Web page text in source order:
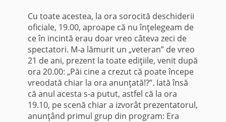
Cu toate acestea, la ora sorocită deschiderii
oficiale, 19.00, aproape că nu înţelegeam de
ce în incintă erau doar vreo câteva zeci de
spectatori. M-a lămurit un „veteran” de vreo
21 de ani, prezent la toate ediţiile, venit după
ora 20.00: „Păi cine a crezut că poate începe
vreodată chiar la ora anunţată!?”. Iată însă
că anul acesta s-a putut, astfel că la ora
19.10, pe scenă chiar a izvorât prezentatorul,
anunţând primul grup din program: Era